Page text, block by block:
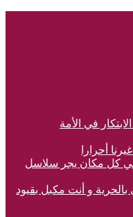
في الأمة
أحرارا
في كل مكان يجر سلاسل
و أنت مكبل بقيود